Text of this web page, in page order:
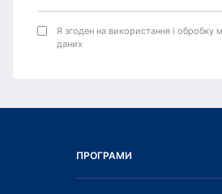
Я згоден на використання і обробку
даних
ПРОГРАМИ